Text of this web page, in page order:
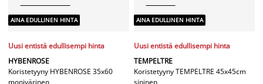
AINA EDULLINEN HINTA
Uusi entistä edullisempi hinta
HYBENROSE
Koristetyyny HYBENROSE 35x60
AINA EDULLINEN HINTA
Uusi entistä edullisempi hinta
TEMPELTRE
Koristetyyny TEMPELTRE 45x45cm